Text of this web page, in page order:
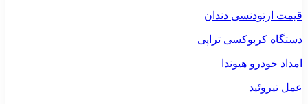
قیمت ارتودنسی دندان
دستگاه کربوکسی تراپی
امداد خودرو هیوندا
عمل تیروئید